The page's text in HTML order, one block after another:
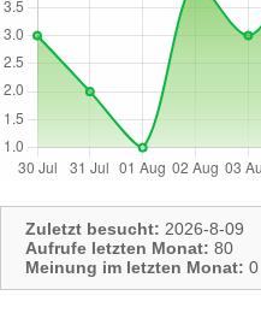
Zuletzt besucht: 2026-8-09
Aufrufe letzten Monat: 80
Meinung im letzten Monat: 0